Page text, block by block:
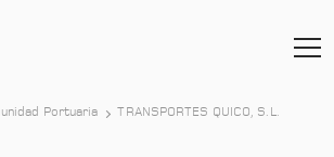
Portuaria TRANSPORTES QUICO, S.L.